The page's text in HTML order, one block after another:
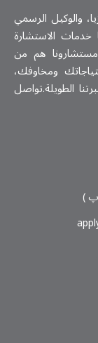
والوكيل الرسمي
خدمات الاستشارة
هم من
ومخاوفك،
الطويلة.تواصل